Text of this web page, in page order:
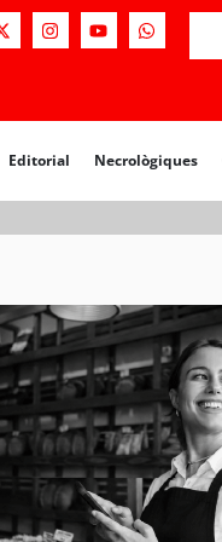
Editorial Necrològiques
Necrològiques